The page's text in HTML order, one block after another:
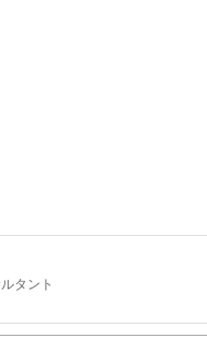
タント